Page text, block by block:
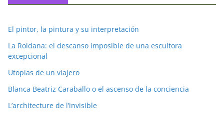
El pintor, la pintura y su interpretación
La Roldana: el descanso imposible de una escultora
excepcional
Utopías de un viajero
Blanca Beatriz Caraballo o el ascenso de la conciencia
L’architecture de l’invisible